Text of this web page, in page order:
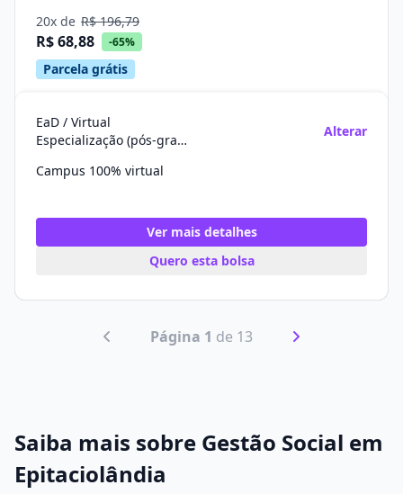
20x de R$ 196,79
R$ 68,88 -65%
Parcela grátis
EaD / Virtual
Especialização (pós-graduação)
Alterar
Campus 100% virtual
Ver mais detalhes
Quero esta bolsa
Página 1 de 13
Saiba mais sobre Gestão Social em
Epitaciolândia